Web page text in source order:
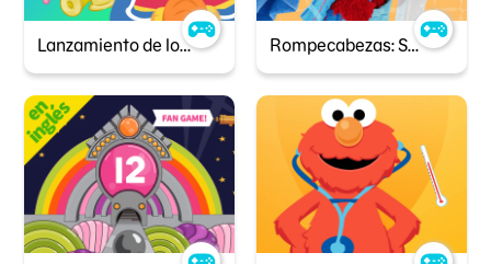
Lanzamiento de los Twiddlebugs Rompecabezas: Super sonrisas